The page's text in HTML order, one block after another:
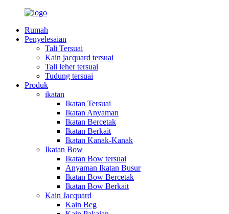
Rumah
Penyelesaian
Tali Tersuai
Kain jacquard tersuai
Tali leher tersuai
Tudung tersuai
Produk
ikatan
Ikatan Tersuai
Ikatan Anyaman
Ikatan Bercetak
Ikatan Berkait
Ikatan Kanak-Kanak
Ikatan Bow
Ikatan Bow tersuai
Anyaman Ikatan Busur
Ikatan Bow Bercetak
Ikatan Bow Berkait
Kain Jacquard
Kain Beg